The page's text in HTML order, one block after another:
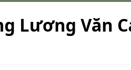
Lương Văn